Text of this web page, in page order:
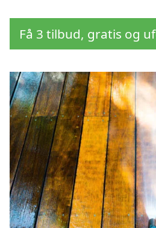
Få 3 tilbud, gratis og